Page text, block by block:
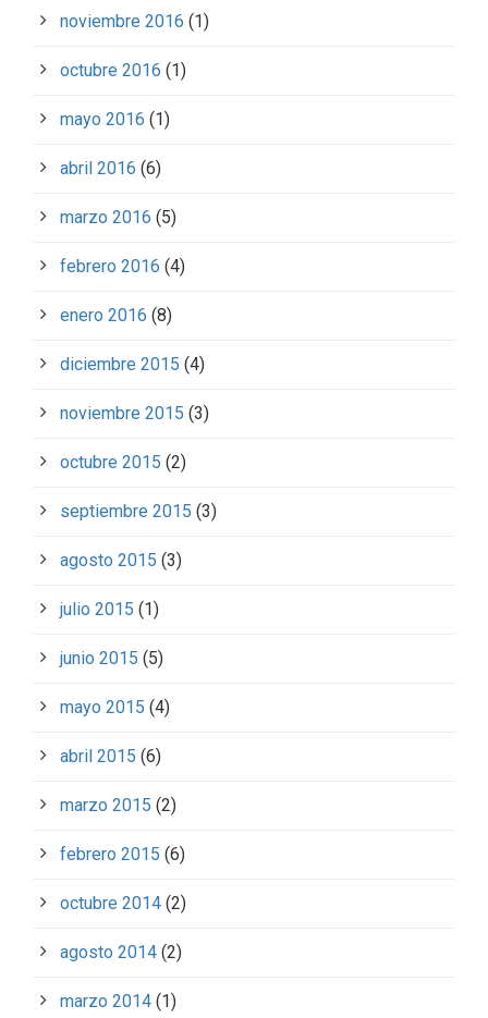
noviembre 2016 (1)
octubre 2016 (1)
mayo 2016 (1)
abril 2016 (6)
marzo 2016 (5)
febrero 2016 (4)
enero 2016 (8)
diciembre 2015 (4)
noviembre 2015 (3)
octubre 2015 (2)
septiembre 2015 (3)
agosto 2015 (3)
julio 2015 (1)
junio 2015 (5)
mayo 2015 (4)
abril 2015 (6)
marzo 2015 (2)
febrero 2015 (6)
octubre 2014 (2)
agosto 2014 (2)
marzo 2014 (1)